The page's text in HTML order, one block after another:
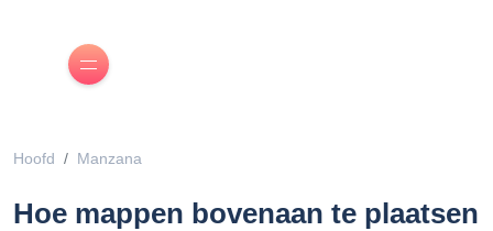
Hoofd Manzana
Hoe mappen bovenaan te plaatsen